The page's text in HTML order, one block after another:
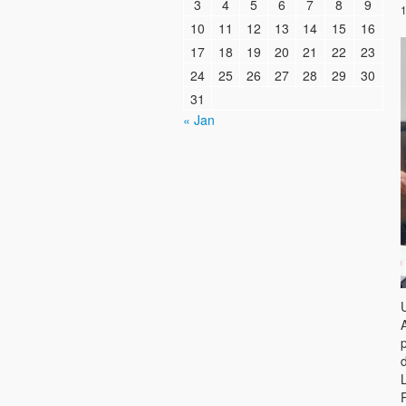
3
4 5 6 7 8
9
10
11 12 13 14 15
16
17
18 19 20 21 22
23
24
25 26 27 28 29
30
31
« Jan